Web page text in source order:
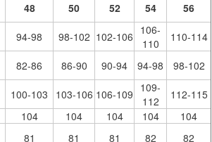
48 50 52 54 56
94-98 98-102 102-106 106-
110
110-114
82-86 86-90 90-94 94-98
98-102
100-103 103-106 106-109 109-
112
112-115
104 104 104 104
104
81 81 81 82
82